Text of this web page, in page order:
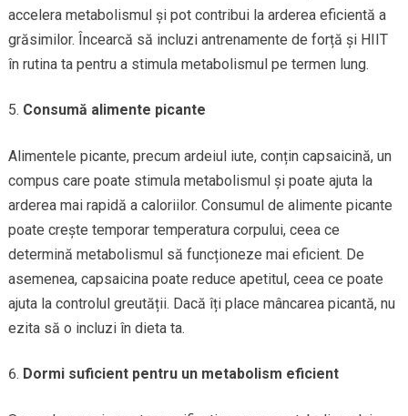
accelera metabolismul și pot contribui la arderea eficientă a
grăsimilor. Încearcă să incluzi antrenamente de forță și HIIT
în rutina ta pentru a stimula metabolismul pe termen lung.
Consumă alimente picante
Alimentele picante, precum ardeiul iute, conțin capsaicină, un
compus care poate stimula metabolismul și poate ajuta la
arderea mai rapidă a caloriilor. Consumul de alimente picante
poate crește temporar temperatura corpului, ceea ce
determină metabolismul să funcționeze mai eficient. De
asemenea, capsaicina poate reduce apetitul, ceea ce poate
ajuta la controlul greutății. Dacă îți place mâncarea picantă, nu
ezita să o incluzi în dieta ta.
Dormi suficient pentru un metabolism eficient